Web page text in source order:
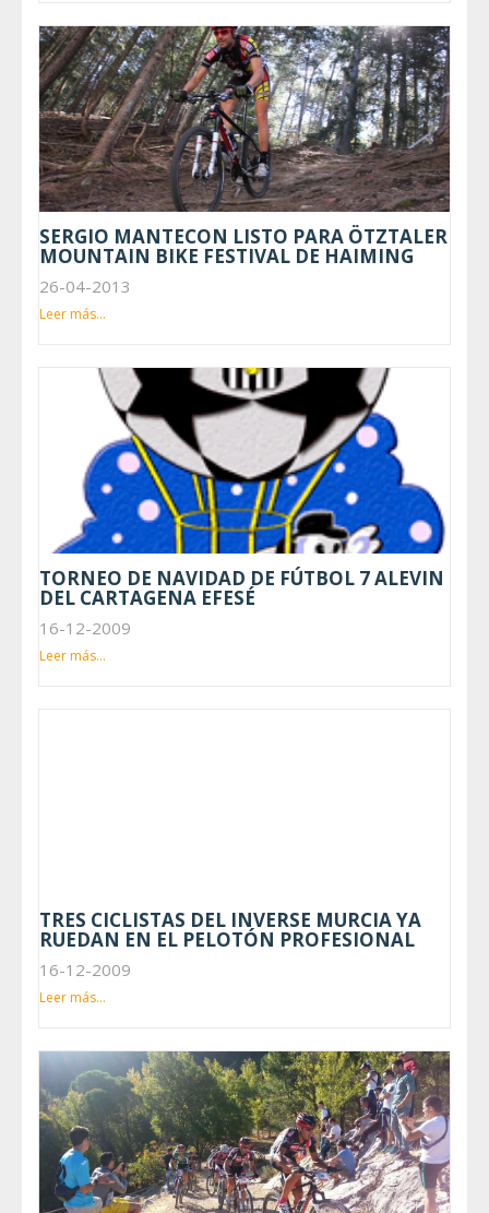
SERGIO MANTECON LISTO PARA ÖTZTALER
MOUNTAIN BIKE FESTIVAL DE HAIMING
26-04-2013
Leer más...
TORNEO DE NAVIDAD DE FÚTBOL 7 ALEVIN
DEL CARTAGENA EFESÉ
16-12-2009
Leer más...
TRES CICLISTAS DEL INVERSE MURCIA YA
RUEDAN EN EL PELOTÓN PROFESIONAL
16-12-2009
Leer más...